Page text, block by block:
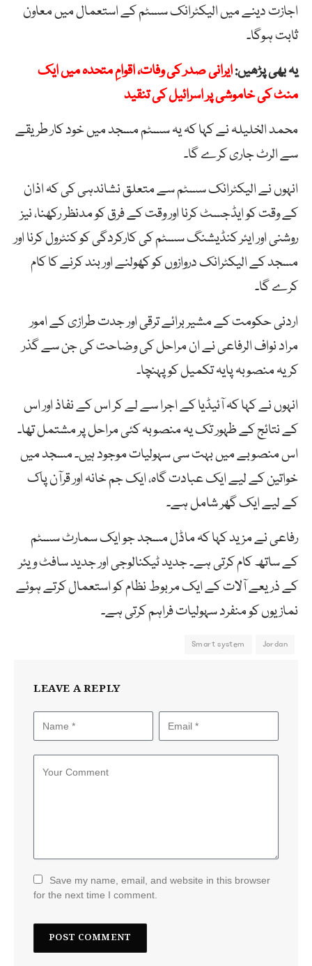
اجازت دینے میں الیکٹرانک سسٹم کے استعمال میں معاون
ثابت ہوگا۔
یہ بھی پڑھیں:ایرانی صدر کی وفات، اقوامِ متحدہ میں ایک
منٹ کی خاموشی پر اسرائیل کی تنقید
محمد الخلیلہ نے کہا کہ یہ سسٹم مسجد میں خود کار طریقے
سے الرٹ جاری کرے گا۔
انہوں نے الیکٹرانک سسٹم سے متعلق نشاندہی کی کہ اذان
کے وقت کو ایڈجسٹ کرنا اور وقت کے فرق کو مدنظر رکھنا، نیز
روشنی اور ایئر کنڈیشنگ سسٹم کی کارکردگی کو کنٹرول کرنا اور
مسجد کے الیکٹرانک دروازوں کو کھولنے اور بند کرنے کا کام
کرے گا۔
اردنی حکومت کے مشیر برائے ترقی اور جدت طرازی کے امور
مراد نواف الرفاعی نے ان مراحل کی وضاحت کی جن سے گذر
کر یہ منصوبہ پایہ تکمیل کو پہنچا۔
انہوں نے کہا کہ آئیڈیا کے اجرا سے لے کر اس کے نفاذ اور اس
کے نتائج کے ظہور تک یہ منصوبہ کئی مراحل پر مشتمل تھا۔
اس منصوبے میں بہت سی سہولیات موجود ہیں۔ مسجد میں
خواتین کے لیے ایک عبادت گاہ، ایک جم خانہ اور قرآن پاک
کے لیے ایک گھر شامل ہے۔
رفاعی نے مزید کہا کہ ماڈل مسجد جو ایک سمارٹ سسٹم
کے ساتھ کام کرتی ہے۔ جدید ٹیکنالوجی اور جدید سافٹ ویئر
کے ذریعے آلات کے ایک مربوط نظام کو استعمال کرتے ہوئے
نمازیوں کو منفرد سہولیات فراہم کرتی ہے۔
Jordan
Smart system
LEAVE A REPLY
Save my name, email, and website in this browser
for the next time I comment.